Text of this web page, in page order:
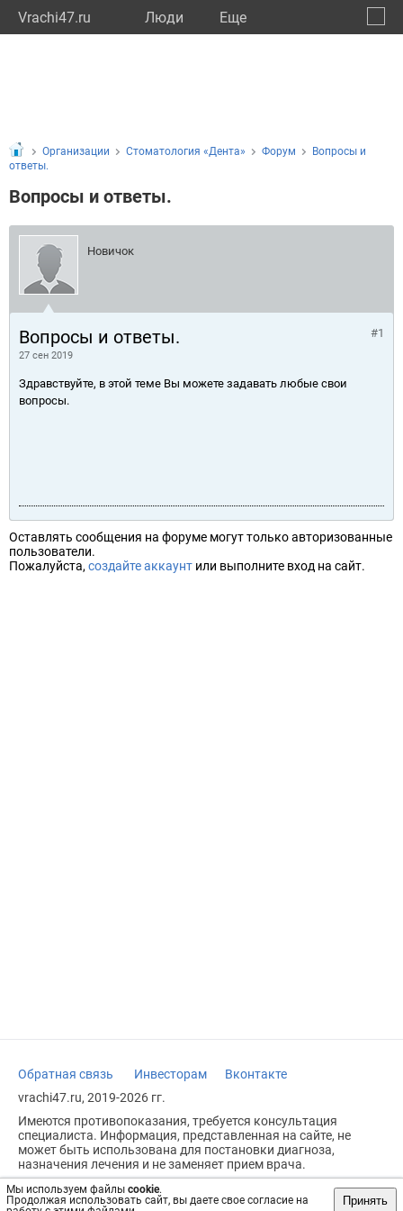
Vrachi47.ru Люди Eще
Мы используем файлы cookie.
Продолжая использовать сайт, вы даете свое согласие на
Принять
Организации Стоматология «Дента» Форум
Вопросы и
ответы.
Вопросы и ответы.
Новичок
Вопросы и ответы.
27 сен 2019
#1
Здравствуйте, в этой теме Вы можете задавать любые свои
вопросы.
Оставлять сообщения на форуме могут только авторизованные
пользователи.
Пожалуйста, создайте аккаунт или выполните вход на сайт.
Обратная связь Инвесторам
Вконтакте
vrachi47.ru, 2019-2026 гг.
Имеются противопоказания, требуется консультация
специалиста. Информация, представленная на сайте, не
может быть использована для постановки диагноза,
назначения лечения и не заменяет прием врача.
Возрастное ограничение: 18+